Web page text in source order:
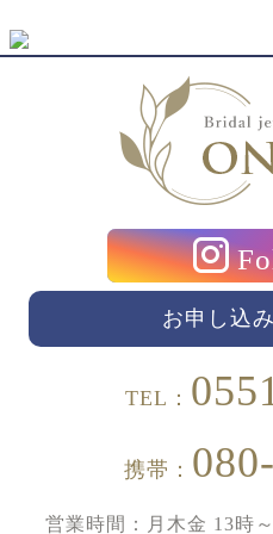
お申し込
TEL：
携帯：
営業時間：月木金 13時